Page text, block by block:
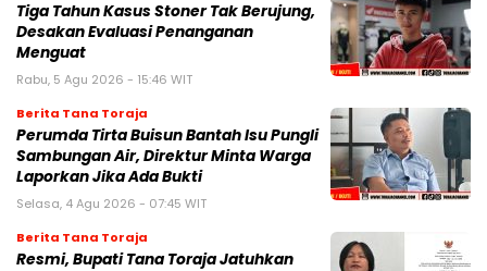
Tiga Tahun Kasus Stoner Tak Berujung,
Desakan Evaluasi Penanganan
Menguat
Rabu, 5 Agu 2026 - 15:46 WIT
Berita Tana Toraja
Perumda Tirta Buisun Bantah Isu Pungli
Sambungan Air, Direktur Minta Warga
Laporkan Jika Ada Bukti
Selasa, 4 Agu 2026 - 07:45 WIT
Berita Tana Toraja
Resmi, Bupati Tana Toraja Jatuhkan